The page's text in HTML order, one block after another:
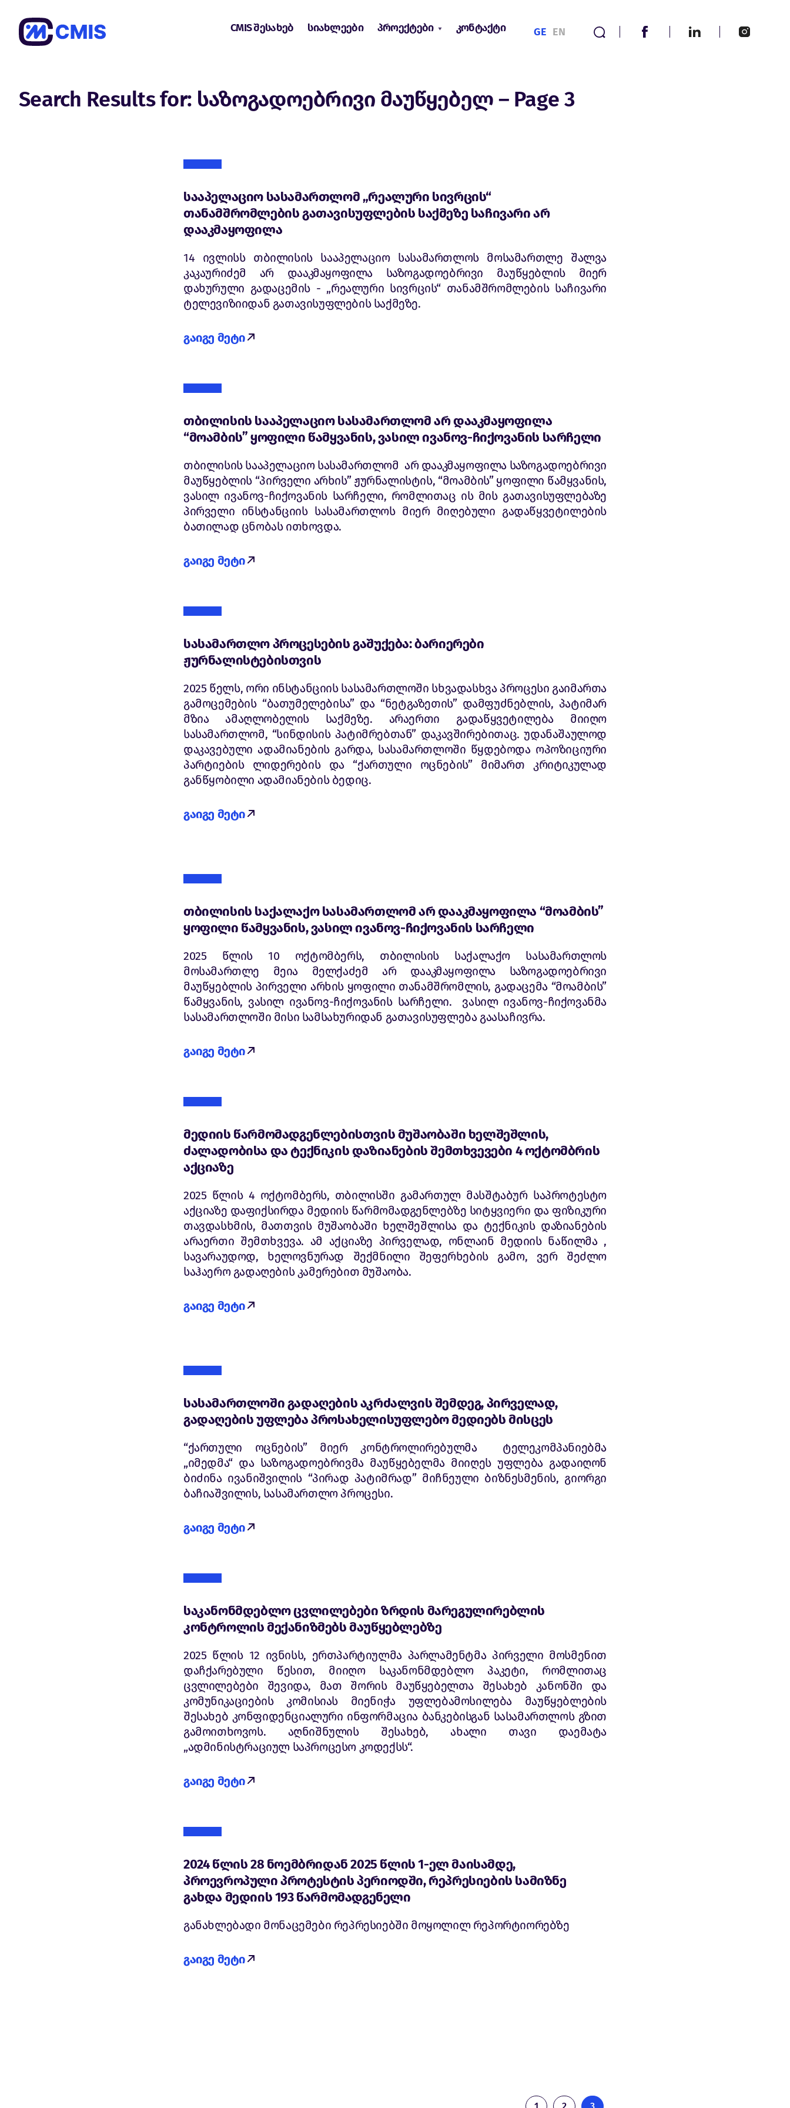
CMIS შესახებ სიახლეები პროექტები კონტაქტი GE EN
Search Results for: საზოგადოებრივი მაუწყებელ – Page 3
სააპელაციო სასამართლომ „რეალური სივრცის“
თანამშრომლების გათავისუფლების საქმეზე საჩივარი არ
დააკმაყოფილა
14 ივლისს თბილისის სააპელაციო სასამართლოს მოსამართლე შალვა
კაკაურიძემ არ დააკმაყოფილა საზოგადოებრივი მაუწყებლის მიერ
დახურული გადაცემის - „რეალური სივრცის“ თანამშრომლების საჩივარი
ტელევიზიიდან გათავისუფლების საქმეზე.
გაიგე მეტი
თბილისის სააპელაციო სასამართლომ არ დააკმაყოფილა
“მოამბის” ყოფილი წამყვანის, ვასილ ივანოვ-ჩიქოვანის სარჩელი
თბილისის სააპელაციო სასამართლომ არ დააკმაყოფილა საზოგადოებრივი
მაუწყებლის “პირველი არხის” ჟურნალისტის, “მოამბის” ყოფილი წამყვანის,
ვასილ ივანოვ-ჩიქოვანის სარჩელი, რომლითაც ის მის გათავისუფლებაზე
პირველი ინსტანციის სასამართლოს მიერ მიღებული გადაწყვეტილების
ბათილად ცნობას ითხოვდა.
გაიგე მეტი
სასამართლო პროცესების გაშუქება: ბარიერები
ჟურნალისტებისთვის
2025 წელს, ორი ინსტანციის სასამართლოში სხვადასხვა პროცესი გაიმართა
გამოცემების “ბათუმელებისა” და “ნეტგაზეთის” დამფუძნებლის, პატიმარ
მზია ამაღლობელის საქმეზე. არაერთი გადაწყვეტილება მიიღო
სასამართლომ, “სინდისის პატიმრებთან” დაკავშირებითაც. უდანაშაულოდ
დაკავებული ადამიანების გარდა, სასამართლოში წყდებოდა ოპოზიციური
პარტიების ლიდერების და “ქართული ოცნების” მიმართ კრიტიკულად
განწყობილი ადამიანების ბედიც.
გაიგე მეტი
თბილისის საქალაქო სასამართლომ არ დააკმაყოფილა “მოამბის”
ყოფილი წამყვანის, ვასილ ივანოვ-ჩიქოვანის სარჩელი
2025 წლის 10 ოქტომბერს, თბილისის საქალაქო სასამართლოს
მოსამართლე მეია მელქაძემ არ დააკმაყოფილა საზოგადოებრივი
მაუწყებლის პირველი არხის ყოფილი თანამშრომლის, გადაცემა “მოამბის”
წამყვანის, ვასილ ივანოვ-ჩიქოვანის სარჩელი. ვასილ ივანოვ-ჩიქოვანმა
სასამართლოში მისი სამსახურიდან გათავისუფლება გაასაჩივრა.
გაიგე მეტი
მედიის წარმომადგენლებისთვის მუშაობაში ხელშეშლის,
ძალადობისა და ტექნიკის დაზიანების შემთხვევები 4 ოქტომბრის
აქციაზე
2025 წლის 4 ოქტომბერს, თბილისში გამართულ მასშტაბურ საპროტესტო
აქციაზე დაფიქსირდა მედიის წარმომადგენლებზე სიტყვიერი და ფიზიკური
თავდასხმის, მათთვის მუშაობაში ხელშეშლისა და ტექნიკის დაზიანების
არაერთი შემთხვევა. ამ აქციაზე პირველად, ონლაინ მედიის ნაწილმა ,
სავარაუდოდ, ხელოვნურად შექმნილი შეფერხების გამო, ვერ შეძლო
საჰაერო გადაღების კამერებით მუშაობა.
გაიგე მეტი
სასამართლოში გადაღების აკრძალვის შემდეგ, პირველად,
გადაღების უფლება პროსახელისუფლებო მედიებს მისცეს
“ქართული ოცნების” მიერ კონტროლირებულმა ტელეკომპანიებმა
„იმედმა“ და საზოგადოებრივმა მაუწყებელმა მიიღეს უფლება გადაიღონ
ბიძინა ივანიშვილის “პირად პატიმრად” მიჩნეული ბიზნესმენის, გიორგი
ბაჩიაშვილის, სასამართლო პროცესი.
გაიგე მეტი
საკანონმდებლო ცვლილებები ზრდის მარეგულირებლის
კონტროლის მექანიზმებს მაუწყებლებზე
2025 წლის 12 ივნისს, ერთპარტიულმა პარლამენტმა პირველი მოსმენით
დაჩქარებული წესით, მიიღო საკანონმდებლო პაკეტი, რომლითაც
ცვლილებები შევიდა, მათ შორის მაუწყებელთა შესახებ კანონში და
კომუნიკაციების კომისიას მიენიჭა უფლებამოსილება მაუწყებლების
შესახებ კონფიდენციალური ინფორმაცია ბანკებისგან სასამართლოს გზით
გამოითხოვოს. აღნიშნულის შესახებ, ახალი თავი დაემატა
„ადმინისტრაციულ საპროცესო კოდექსს“.
გაიგე მეტი
2024 წლის 28 ნოემბრიდან 2025 წლის 1-ელ მაისამდე,
პროევროპული პროტესტის პერიოდში, რეპრესიების სამიზნე
გახდა მედიის 193 წარმომადგენელი
განახლებადი მონაცემები რეპრესიებში მოყოლილ რეპორტიორებზე
გაიგე მეტი